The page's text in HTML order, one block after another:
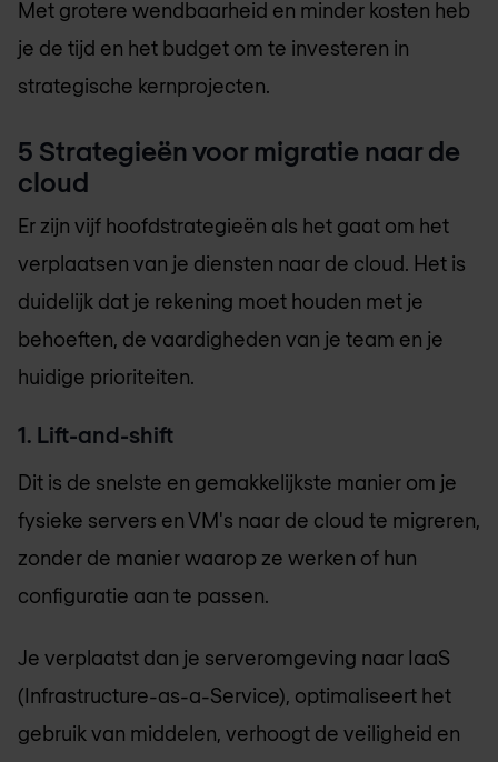
Met grotere wendbaarheid en minder kosten heb
je de tijd en het budget om te investeren in
strategische kernprojecten.
5 Strategieën voor migratie naar de
cloud
Er zijn vijf hoofdstrategieën als het gaat om het
verplaatsen van je diensten naar de cloud. Het is
duidelijk dat je rekening moet houden met je
behoeften, de vaardigheden van je team en je
huidige prioriteiten.
1. Lift-and-shift
Dit is de snelste en gemakkelijkste manier om je
fysieke servers en VM's naar de cloud te migreren,
zonder de manier waarop ze werken of hun
configuratie aan te passen.
Je verplaatst dan je serveromgeving naar IaaS
(Infrastructure-as-a-Service), optimaliseert het
gebruik van middelen, verhoogt de veiligheid en